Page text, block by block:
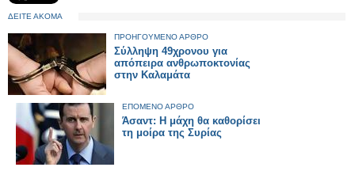
ΔΕΙΤΕ ΑΚΟΜΑ
ΠΡΟΗΓΟΥΜΕΝΟ ΑΡΘΡΟ
Σύλληψη 49χρονου για
απόπειρα ανθρωποκτονίας
στην Καλαμάτα
ΕΠΟΜΕΝΟ ΑΡΘΡΟ
Άσαντ: Η μάχη θα καθορίσει
τη μοίρα της Συρίας